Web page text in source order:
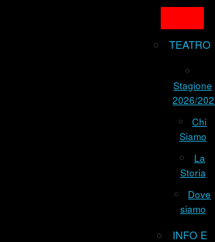
TEATRO
Stagione
2026/
Chi
Siamo
La
Storia
Dove
siamo
INFO E